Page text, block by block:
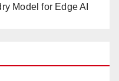
Model for Edge AI